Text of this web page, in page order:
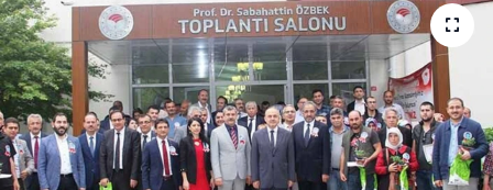
Et fiyatları
Tarım Bilgisi
Yetiştirici Soruyor